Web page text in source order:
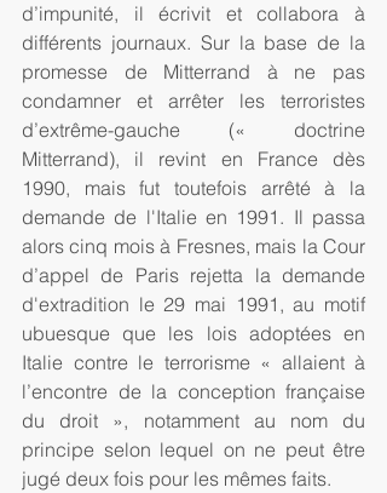
d’impunité, il écrivit et collabora à
différents journaux. Sur la base de la
promesse de Mitterrand à ne pas
condamner et arrêter les terroristes
d’extrême-gauche (« doctrine
Mitterrand), il revint en France dès
1990, mais fut toutefois arrêté à la
demande de l'Italie en 1991. Il passa
alors cinq mois à Fresnes, mais la Cour
d’appel de Paris rejetta la demande
d'extradition le 29 mai 1991, au motif
ubuesque que les lois adoptées en
Italie contre le terrorisme « allaient à
l’encontre de la conception française
du droit », notamment au nom du
principe selon lequel on ne peut être
jugé deux fois pour les mêmes faits.